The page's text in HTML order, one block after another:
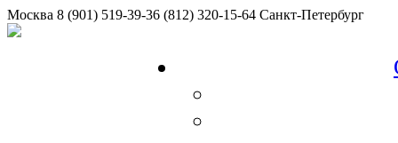
Москва 8 (901) 519-39-36 (812) 320-15-64 Санкт-Петербург